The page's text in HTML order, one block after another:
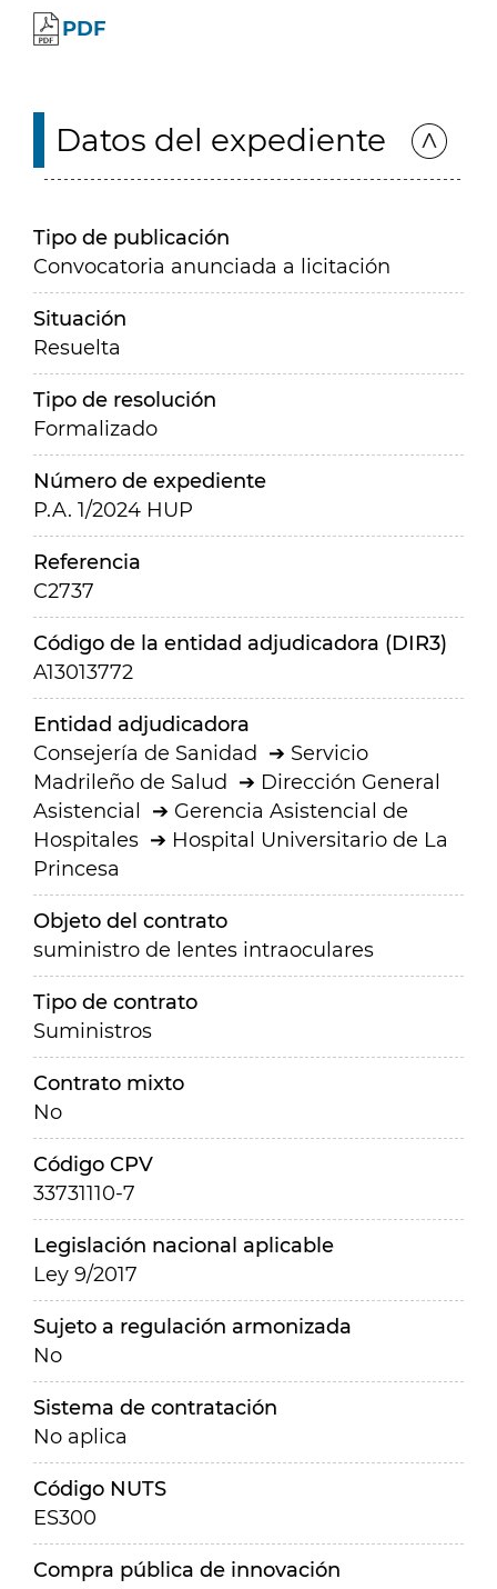
PDF
Datos del expediente
Tipo de publicación
Convocatoria anunciada a licitación
Situación
Resuelta
Tipo de resolución
Formalizado
Número de expediente
P.A. 1/2024 HUP
Referencia
C2737
Código de la entidad adjudicadora (DIR3)
A13013772
Entidad adjudicadora
Consejería de Sanidad
Servicio
Madrileño de Salud
Dirección General
Asistencial
Gerencia Asistencial de
Hospitales
Hospital Universitario de La
Princesa
Objeto del contrato
suministro de lentes intraoculares
Tipo de contrato
Suministros
Contrato mixto
No
Código CPV
33731110-7
Legislación nacional aplicable
Ley 9/2017
Sujeto a regulación armonizada
No
Sistema de contratación
No aplica
Código NUTS
ES300
Compra pública de innovación